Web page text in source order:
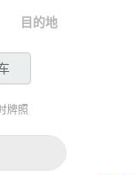
目的地
牌照